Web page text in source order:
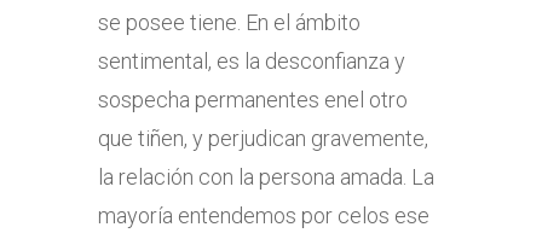
se posee tiene. En el ámbito
sentimental, es la desconfianza y
sospecha permanentes enel otro
que tiñen, y perjudican gravemente,
la relación con la persona amada. La
mayoría entendemos por celos ese